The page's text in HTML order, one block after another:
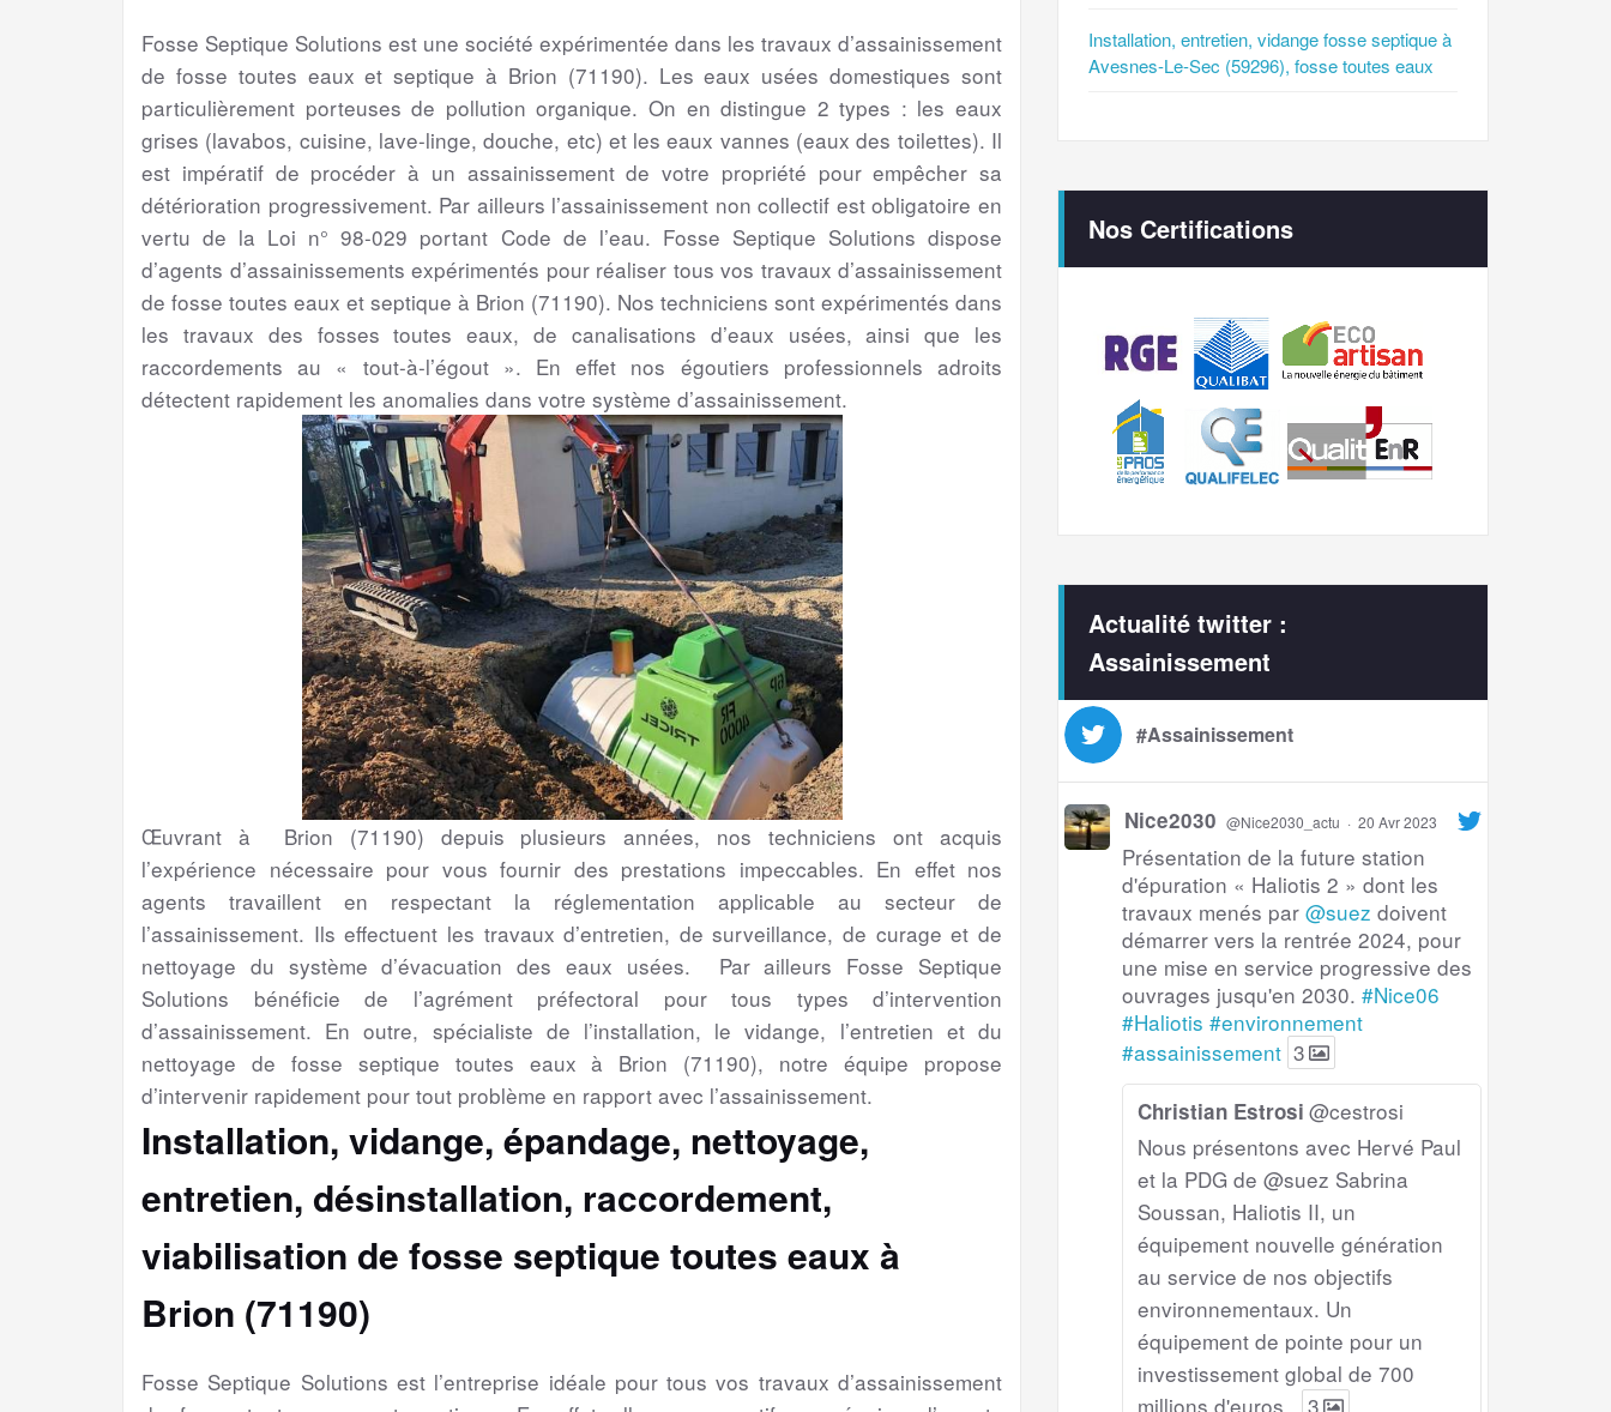
Fosse Septique Solutions est une société expérimentée dans les travaux d’assainissement
de fosse toutes eaux et septique à Brion (71190). Les eaux usées domestiques sont
particulièrement porteuses de pollution organique. On en distingue 2 types : les eaux
grises (lavabos, cuisine, lave-linge, douche, etc) et les eaux vannes (eaux des toilettes). Il
est impératif de procéder à un assainissement de votre propriété pour empêcher sa
détérioration progressivement. Par ailleurs l’assainissement non collectif est obligatoire en
vertu de la Loi n° 98-029 portant Code de l’eau. Fosse Septique Solutions dispose
d’agents d’assainissements expérimentés pour réaliser tous vos travaux d’assainissement
de fosse toutes eaux et septique à Brion (71190). Nos techniciens sont expérimentés dans
les travaux des fosses toutes eaux, de canalisations d’eaux usées, ainsi que les
raccordements au « tout-à-l’égout ». En effet nos égoutiers professionnels adroits
détectent rapidement les anomalies dans votre système d’assainissement.
Œuvrant à Brion (71190) depuis plusieurs années, nos techniciens ont acquis
l’expérience nécessaire pour vous fournir des prestations impeccables. En effet nos
agents travaillent en respectant la réglementation applicable au secteur de
l’assainissement. Ils effectuent les travaux d’entretien, de surveillance, de curage et de
nettoyage du système d’évacuation des eaux usées. Par ailleurs Fosse Septique
Solutions bénéficie de l’agrément préfectoral pour tous types d’intervention
d’assainissement. En outre, spécialiste de l’installation, le vidange, l’entretien et du
nettoyage de fosse septique toutes eaux à Brion (71190), notre équipe propose
d’intervenir rapidement pour tout problème en rapport avec l’assainissement.
Installation, vidange, épandage, nettoyage,
entretien, désinstallation, raccordement,
viabilisation de fosse septique toutes eaux à
Brion (71190)
Fosse Septique Solutions est l’entreprise idéale pour tous vos travaux d’assainissement
Installation, entretien, vidange fosse septique à
Avesnes-Le-Sec (59296), fosse toutes eaux
Nos Certifications
Actualité twitter :
Assainissement
#Assainissement
Nice2030 @Nice2030_actu · 20 Avr 2023
Présentation de la future station
d'épuration « Haliotis 2 » dont les
travaux menés par @suez doivent
démarrer vers la rentrée 2024, pour
une mise en service progressive des
ouvrages jusqu'en 2030. #Nice06
#Haliotis #environnement
#assainissement 3
Christian Estrosi @cestrosi
Nous présentons avec Hervé Paul
et la PDG de @suez Sabrina
Soussan, Haliotis II, un
équipement nouvelle génération
au service de nos objectifs
environnementaux. Un
équipement de pointe pour un
investissement global de 700
millions d'euros.
3